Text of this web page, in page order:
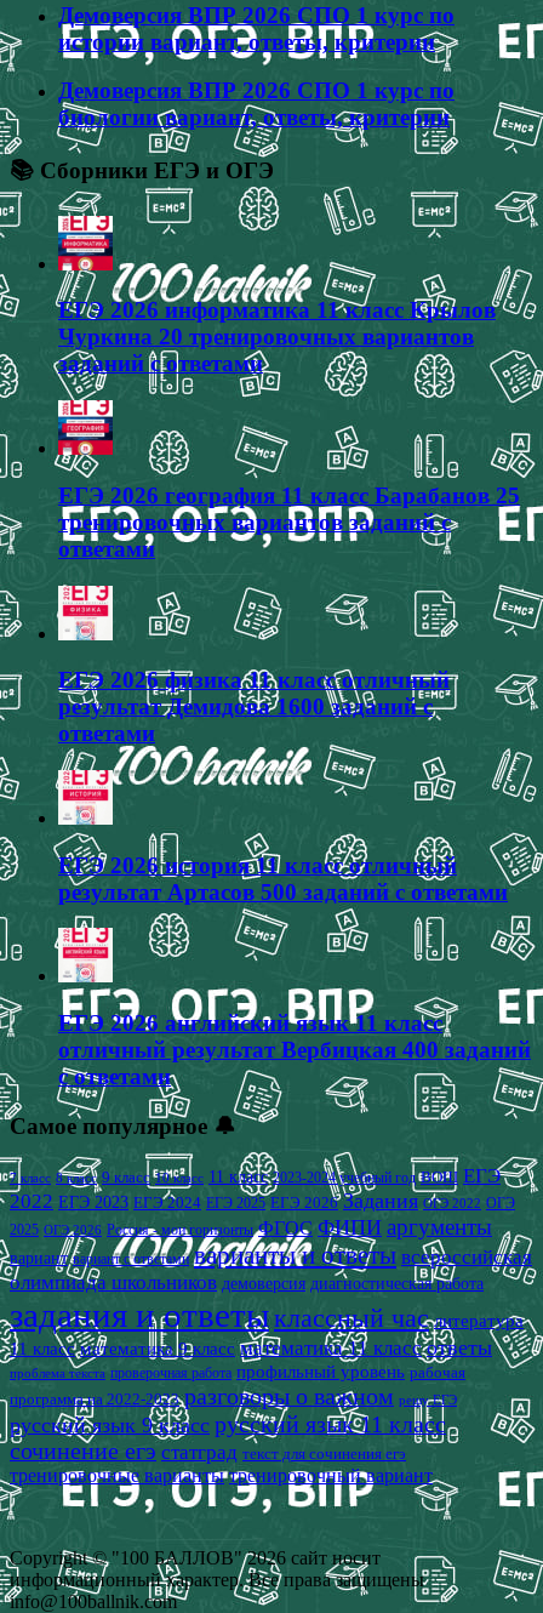
Демоверсия ВПР 2026 СПО 1 курс по
истории вариант, ответы, критерии
Демоверсия ВПР 2026 СПО 1 курс по
биологии вариант, ответы, критерии
📚 Сборники ЕГЭ и ОГЭ
ЕГЭ 2026 информатика 11 класс Крылов
Чуркина 20 тренировочных вариантов
заданий с ответами
ЕГЭ 2026 география 11 класс Барабанов 25
тренировочных вариантов заданий с
ответами
ЕГЭ 2026 физика 11 класс отличный
результат Демидова 1600 заданий с
ответами
ЕГЭ 2026 история 11 класс отличный
результат Артасов 500 заданий с ответами
ЕГЭ 2026 английский язык 11 класс
отличный результат Вербицкая 400 заданий
с ответами
Самое популярное 🔔
7 класс 8 класс 9 класс 10 класс 11 класс 2023-2024 учебный год ВОШ ЕГЭ
2022 ЕГЭ 2023 ЕГЭ 2024 ЕГЭ 2025 ЕГЭ 2026 Задания ОГЭ 2022 ОГЭ
2025 ОГЭ 2026 Россия - мои горизонты ФГОС ФИПИ аргументы
вариант вариант с ответами варианты и ответы всероссийская
олимпиада школьников демоверсия диагностическая работа
задания и ответыклассный час литература
11 класс математика 9 класс математика 11 класс ответы
проблема текста проверочная работа профильный уровень рабочая
программа на 2022-2023 разговоры о важном решу ЕГЭ
русский язык 9 класс русский язык 11 класс
сочинение егэ статград текст для сочинения егэ
тренировочные варианты тренировочный вариант
Copyright © "100 БАЛЛОВ" 2026 сайт носит
информационный характер. Все права защищены
info@100ballnik.com